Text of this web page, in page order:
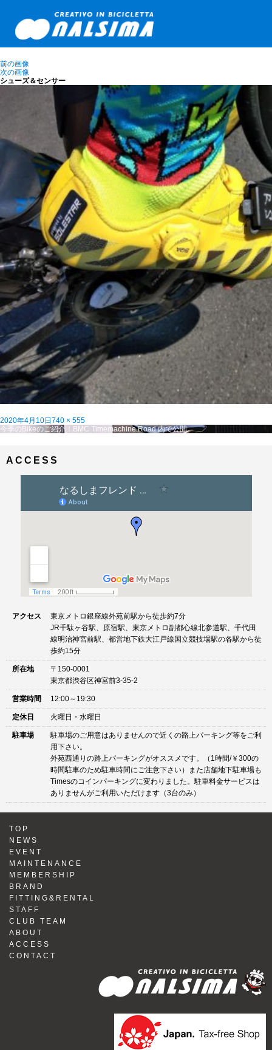
前の画像
次の画像
シューズ＆センサー
投
稿
2020年4月10日 フ
ル
740 × 555
投
ゲ
今季のBikeのご紹介！BMC Timemachine Road 内で公開
ACCESS
アクセス
東京メトロ銀座線外苑前駅から徒歩約7分
JR千駄ヶ谷駅、原宿駅、東京メトロ副都心線北参道駅、千代田
線明治神宮前駅、都営地下鉄大江戸線国立競技場駅の各駅から徒
歩約15分
所在地
〒150-0001
東京都渋谷区神宮前3-35-2
営業時間 12:00～19:30
定休日 火曜日・水曜日
駐車場
駐車場のご用意はありませんので近くの路上パーキング等をご利
用下さい。
外苑西通りの路上パーキングがオススメです。（1時間/￥300の
時間駐車のため駐車時間にご注意下さい）また店舗地下駐車場も
Timesのコインパーキングに変わりました。駐車料金サービスは
ありませんがご利用いただけます（3台のみ）
TOP
NEWS
EVENT
MAINTENANCE
MEMBERSHIP
BRAND
FITTING&RENTAL
STAFF
CLUB TEAM
ABOUT
ACCESS
CONTACT